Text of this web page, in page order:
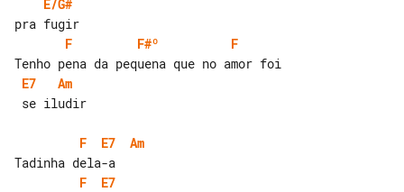
E/G#
F
F#º
F
E7
Am
F E7
Am
F
E7